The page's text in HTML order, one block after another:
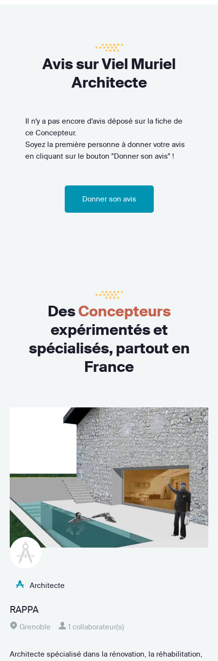
Avis sur Viel Muriel
Architecte
Il n'y a pas encore d'avis déposé sur la fiche de
ce Concepteur.
Soyez la première personne à donner votre avis
en cliquant sur le bouton "Donner son avis" !
Donner son avis
DesConcepteurs
expérimentés et
spécialisés, partout en
France
Architecte
RAPPA
Grenoble 1 collaborateur(s)
Architecte spécialisé dans la rénovation, la réhabilitation,